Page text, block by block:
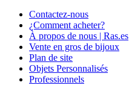
Contactez-nous
¿Comment acheter?
À propos de nous | Ras.es
Vente en gros de bijoux
Plan de site
Objets Personnalisés
Professionnels